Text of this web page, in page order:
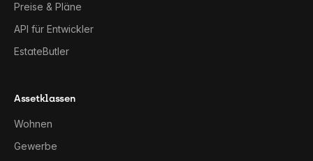
Preise & Pläne
API für Entwickler
EstateButler
Assetklassen
Wohnen
Gewerbe